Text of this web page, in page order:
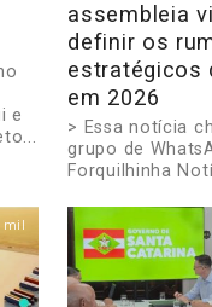
e
assembleia
definir os
estratégicos
em 2026
> Essa notícia
grupo de
Forquilhinha
mil